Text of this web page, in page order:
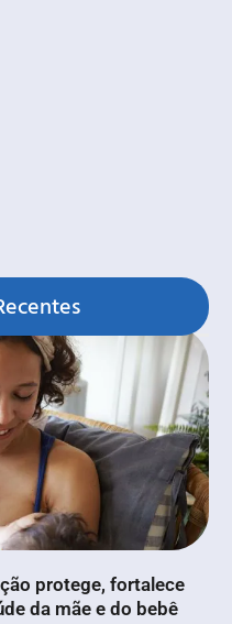
protege, fortalece
da mãe e do bebê